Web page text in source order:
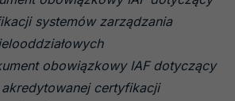
systemów zarządzania
obowiązkowy IAF dotyczący
certyfikacji